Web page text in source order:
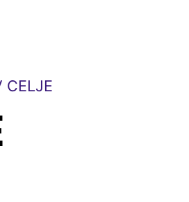
CELJE